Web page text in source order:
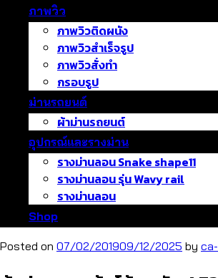
ภาพวิว
ภาพวิวติดผนัง
ภาพวิวสำเร็จรูป
ภาพวิวสั่งทำ
กรอบรูป
ม่านรถยนต์
ผ้าม่านรถยนต์
อุปกรณ์และรางม่าน
รางม่านลอน Snake shape11
รางม่านลอน รุ่น Wavy rail
รางม่านลอน
Shop
Posted on 07/02/201909/12/2025 by